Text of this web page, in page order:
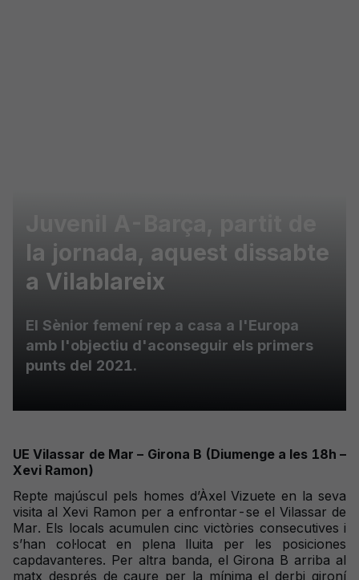
la jornada, aquest dissabte
a Vilablareix
El Sènior femení rep a casa a l'Europa
amb l'objectiu d'aconseguir els primers
punts del 2021.
UE Vilassar de Mar – Girona B (Diumenge a les 18h –
Xevi Ramon)
Repte majúscul pels homes d’Àxel Vizuete en la seva
visita al Xevi Ramon per a enfrontar-se el Vilassar de
Mar. Els locals acumulen cinc victòries consecutives i
s’han col·locat en plena lluita per les posiciones
capdavanteres. Per altra banda, el Girona B arriba al
matx després de caure per la mínima el derbi gironí